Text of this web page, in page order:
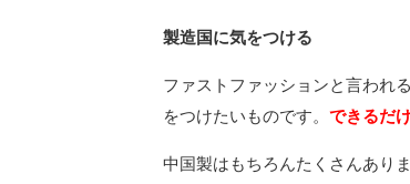
製造国に気をつける
ファストファッションと言われ
をつけたいものです。 できるだ
中国製はもちろんたくさんあり